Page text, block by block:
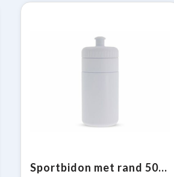
Sportbidon met rand 500ml